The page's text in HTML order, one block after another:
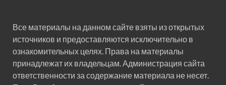
Все материалы на данном сайте взяты из открытых
источников и предоставляются исключительно в
ознакомительных целях. Права на материалы
принадлежат их владельцам. Администрация сайта
ответственности за содержание материала не несет.